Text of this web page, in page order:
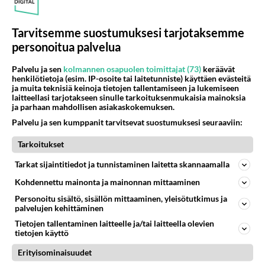
Heviä soittamalla saa eniten pillua, en mä siitä
varmaan munaakin jos semmonen nappais!
Kommentoi aloitusta...
Ketjusta on poistettu
Takaisin ylös
LUETUIMMAT KESKUSTELUT
PÄIVÄ VIIKKO KUUKAUSI
Mitä tuot pöytään parisuhteessa?
Siinäpä se kysymys on otsikossa. Mitäpä siis tuot/toisit pöytään parisuhteessa? Oletko mies vai nainen? Koetko sen mitä
1287
Tarvitsemme suostumuksesi tarjotaksemme
personoitua palvelua
Palvelu ja sen kolmannen osapuolen toimittajat (73) keräävät
henkilötietoja (esim. IP-osoite tai laitetunniste) käyttäen evästeitä
ja muita teknisiä keinoja tietojen tallentamiseen ja lukemiseen
laitteellasi tarjotakseen sinulle tarkoituksenmukaisia mainoksia
ja parhaan mahdollisen asiakaskokemuksen.
Palvelu ja sen kumppanit tarvitsevat suostumuksesi seuraaviin:
Tarkoitukset
Tarkat sijaintitiedot ja tunnistaminen laitetta skannaamalla
Kohdennettu mainonta ja mainonnan mittaaminen
Personoitu sisältö, sisällön mittaaminen, yleisötutkimus ja
palvelujen kehittäminen
Tietojen tallentaminen laitteelle ja/tai laitteella olevien
tietojen käyttö
Erityisominaisuudet